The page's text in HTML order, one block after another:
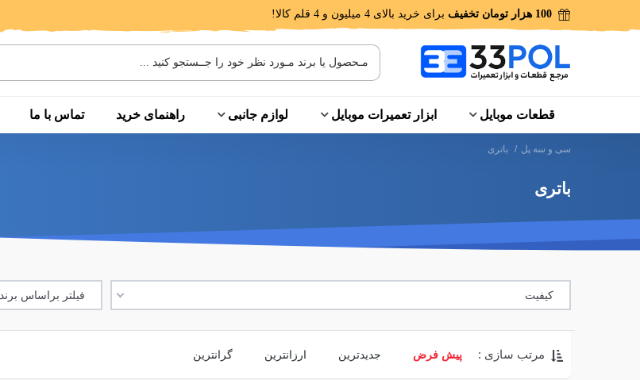
100 هزار تومان تخفیف برای خرید بالای 4 میلیون و 4 قلم کالا!
قطعات موبایل ابزار تعمیرات موبایل لوازم جانبی راهنمای خرید تماس با ما
سی و سه پل / باتری
باتری
کیفیت فیلتر براساس برند
مرتب سازی : پیش فرض جدیدترین ارزانترین گرانترین